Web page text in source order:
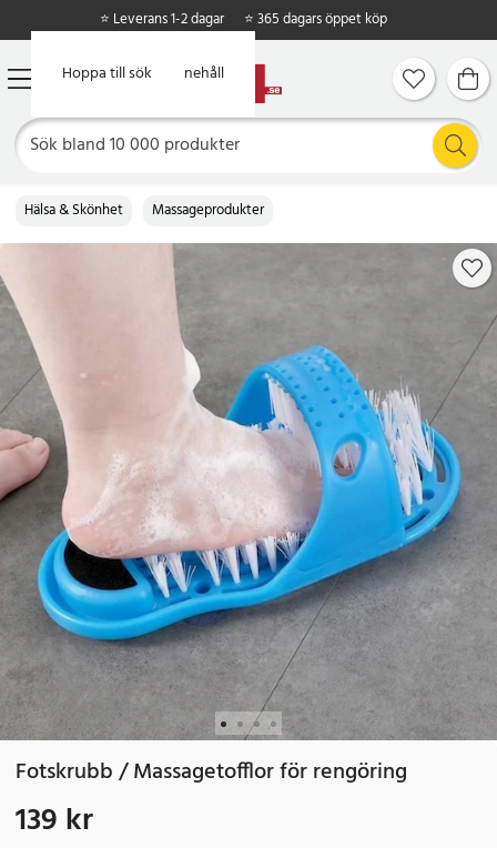
Hoppa till huvudinnehåll
Hoppa till sök
⭐ Leverans 1-2 dagar ⭐ 365 dagars öppet köp
Hälsa & Skönhet Massageprodukter
Fotskrubb / Massagetofflor för rengöring
Pris:139 kr
139 kr